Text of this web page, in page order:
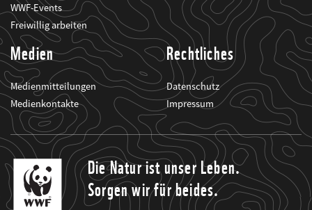
WWF-Events
Freiwillig arbeiten
Medien
Medienmitteilungen
Medienkontakte
Rechtliches
Datenschutz
Impressum
Die Natur ist unser Leben.
Sorgen wir für beides.